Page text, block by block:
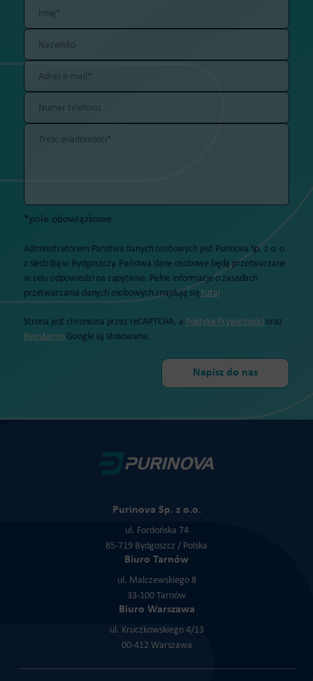
*pole obowiązkowe
Administratorem Państwa danych osobowych jest Purinova Sp. z o. o.
z siedzibą w Bydgoszczy. Państwa dane osobowe będą przetwarzane
w celu odpowiedzi na zapytanie. Pełne informacje o zasadach
przetwarzania danych osobowych znajdują siętutaj.
Strona jest chroniona przez reCAPTCHA, a Polityka Prywatności oraz
Regulamin Google są stosowane.
Purinova Sp. z o.o.
ul. Fordońska 74
85-719 Bydgoszcz / Polska
Biuro Tarnów
ul. Malczewskiego 8
33-100 Tarnów
Biuro Warszawa
ul. Kruczkowskiego 4/13
00-412 Warszawa